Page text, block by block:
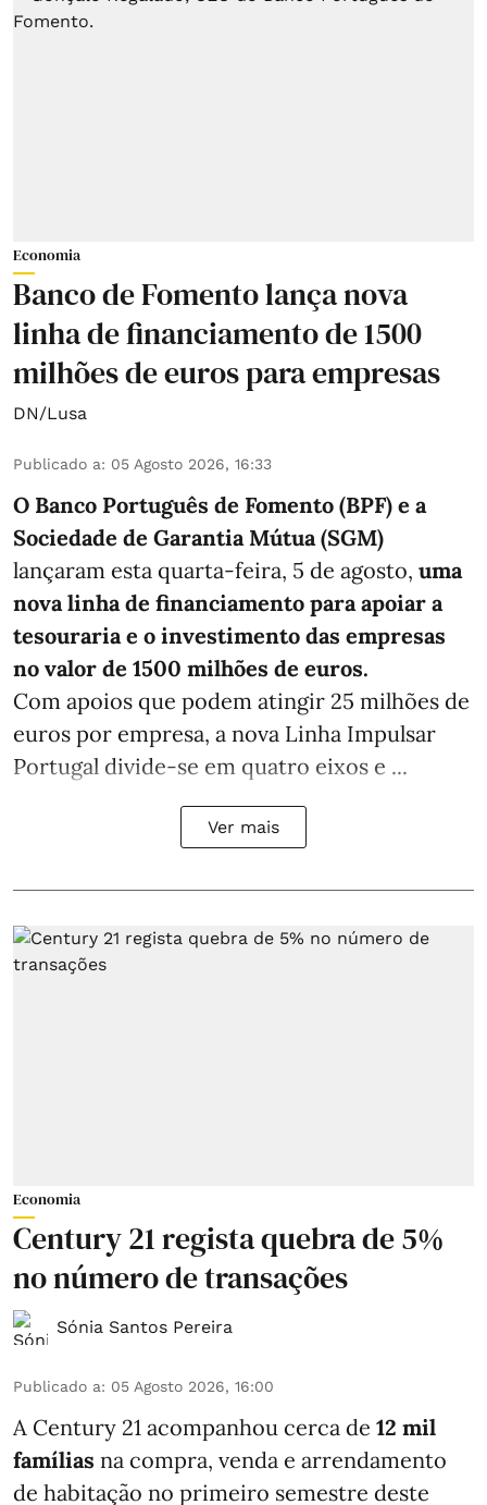
Economia
Banco de Fomento lança nova
linha de financiamento de 1500
milhões de euros para empresas
DN/Lusa
Publicado a: 05 Agosto 2026, 16:33
O Banco Português de Fomento (BPF) e a
Sociedade de Garantia Mútua (SGM)
lançaram esta quarta-feira, 5 de agosto, uma
nova linha de financiamento para apoiar a
tesouraria e o investimento das empresas
no valor de 1500 milhões de euros.
Com apoios que podem atingir 25 milhões de
euros por empresa, a nova Linha Impulsar
Portugal divide-se em quatro eixos e ...
Ver mais
Economia
Century 21 regista quebra de 5%
no número de transações
Sónia Santos Pereira
Publicado a: 05 Agosto 2026, 16:00
A Century 21 acompanhou cerca de 12 mil
famílias na compra, venda e arrendamento
de habitação no primeiro semestre deste